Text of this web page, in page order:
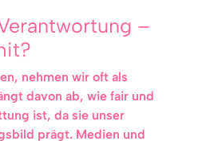
–
nehmen wir oft als
davon ab, wie fair und
ist, da sie unser
prägt. Medien und